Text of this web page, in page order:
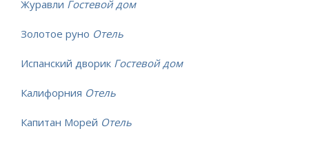
Журавли Гостевой дом
Золотое руно Отель
Испанский дворик Гостевой дом
Калифорния Отель
Капитан Морей Отель